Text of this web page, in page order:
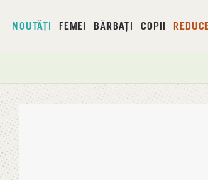
NOUTĂȚI FEMEI BĂRBAȚI COPII